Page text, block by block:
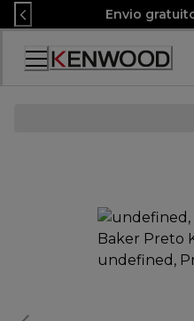
Skip
to
Content
Envio